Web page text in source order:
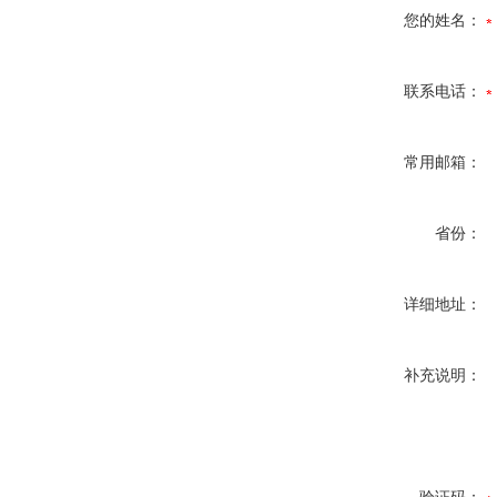
您的姓名：
联系电话：
常用邮箱：
省份：
详细地址：
补充说明：